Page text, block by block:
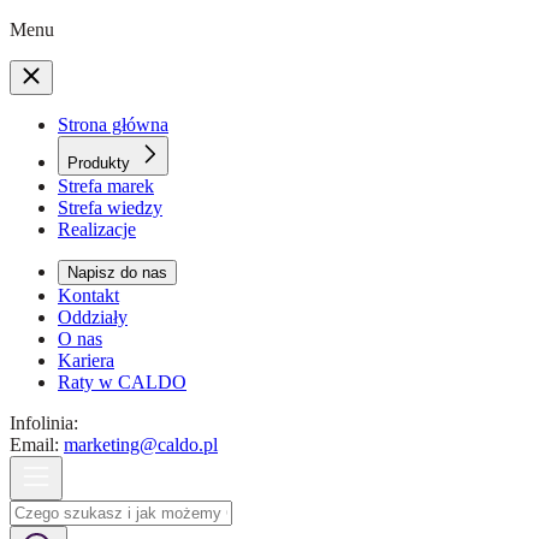
Menu
Strona główna
Produkty
Strefa marek
Strefa wiedzy
Realizacje
Napisz do nas
Kontakt
Oddziały
O nas
Kariera
Raty w CALDO
Infolinia:
Email: marketing@caldo.pl